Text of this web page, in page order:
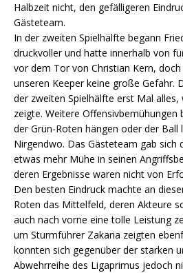
Halbzeit nicht, den gefälligeren
Gästeteam.
In der zweiten Spielhälfte begann
druckvoller und hatte innerhalb von
vor dem Tor von Christian Kern,
unseren Keeper keine große Gefahr.
der zweiten Spielhälfte erst Mal
zeigte. Weitere Offensivbemühungen
der Grün-Roten hängen oder der
Nirgendwo. Das Gästeteam gab sich
etwas mehr Mühe in seinen
deren Ergebnisse waren nicht von
Den besten Eindruck machte an
Roten das Mittelfeld, deren Akteure
auch nach vorne eine tolle Leistung
um Sturmführer Zakaria zeigten
konnten sich gegenüber der starken
Abwehrreihe des Ligaprimus jedoch